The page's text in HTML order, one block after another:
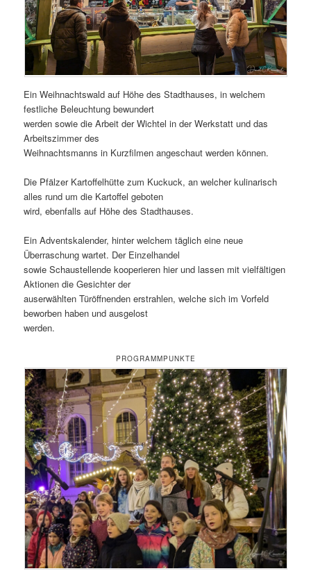
Ein Weihnachtswald auf Höhe des Stadthauses, in welchem
festliche Beleuchtung bewundert
werden sowie die Arbeit der Wichtel in der Werkstatt und das
Arbeitszimmer des
Weihnachtsmanns in Kurzfilmen angeschaut werden können.
Die Pfälzer Kartoffelhütte zum Kuckuck, an welcher kulinarisch
alles rund um die Kartoffel geboten
wird, ebenfalls auf Höhe des Stadthauses.
Ein Adventskalender, hinter welchem täglich eine neue
Überraschung wartet. Der Einzelhandel
sowie Schaustellende kooperieren hier und lassen mit vielfältigen
Aktionen die Gesichter der
auserwählten Türöffnenden erstrahlen, welche sich im Vorfeld
beworben haben und ausgelost
werden.
PROGRAMMPUNKTE